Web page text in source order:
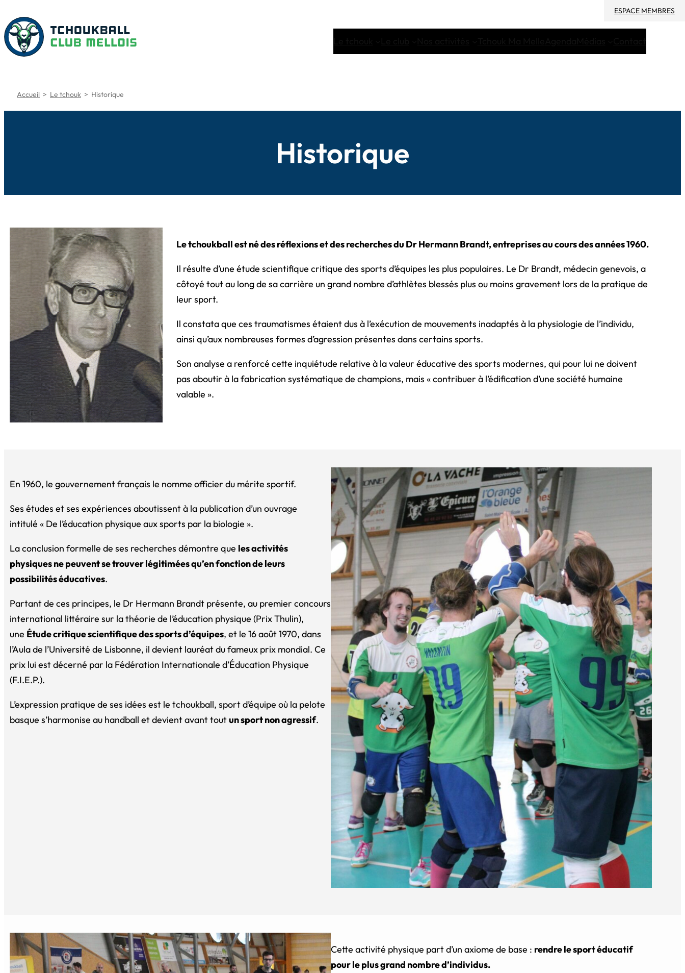
au
contenu
ESPACE MEMBRES
Accueil > Le tchouk > Historique
Historique
Le tchoukball est né des réflexions et des recherches du Dr Hermann Brandt, entreprises au cours des années 1960.
Il résulte d’une étude scientifique critique des sports d’équipes les plus populaires. Le Dr Brandt, médecin genevois, a
côtoyé tout au long de sa carrière un grand nombre d’athlètes blessés plus ou moins gravement lors de la pratique de
leur sport.
Il constata que ces traumatismes étaient dus à l’exécution de mouvements inadaptés à la physiologie de l’individu,
ainsi qu’aux nombreuses formes d’agression présentes dans certains sports.
Son analyse a renforcé cette inquiétude relative à la valeur éducative des sports modernes, qui pour lui ne doivent
pas aboutir à la fabrication systématique de champions, mais« contribuer à l’édification d’une société humaine
valable ».
En 1960, le gouvernement français le nomme officier du mérite sportif.
Ses études et ses expériences aboutissent à la publication d’un ouvrage
intitulé « De l’éducation physique aux sports par la biologie ».
La conclusion formelle de ses recherches démontre que les activités
physiques ne peuvent se trouver légitimées qu’en fonction de leurs
possibilités éducatives.
Partant de ces principes, le Dr Hermann Brandt présente, au premier concours
international littéraire sur la théorie de l’éducation physique (Prix Thulin),
une Étude critique scientifique des sports d’équipes, et le 16 août 1970, dans
l’Aula de l’Université de Lisbonne, il devient lauréat du fameux prix mondial. Ce
prix lui est décerné par la Fédération Internationale d’Éducation Physique
(F.I.E.P.).
L’expression pratique de ses idées est le tchoukball, sport d’équipe où la pelote
basque s’harmonise au handball et devient avant toutun sport non agressif.
Cette activité physique part d’un axiome de base : rendre le sport éducatif
pour le plus grand nombre d’individus.